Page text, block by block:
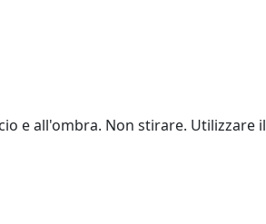
e all'ombra. Non stirare. Utilizzare il